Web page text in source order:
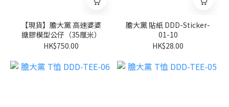
【現貨】膽大黨 高速婆婆
搪膠模型公仔（35厘米）
HK$750.00
膽大黨 貼紙 DDD-Sticker-
01-10
HK$28.00